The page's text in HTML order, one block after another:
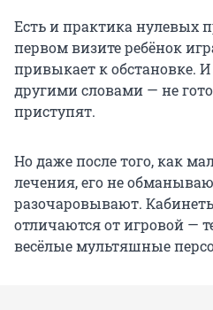
Есть и практика нулевых
первом визите ребёнок
привыкает к обстановке. И
другими словами — не
приступят.
Но даже после того, как
лечения, его не
разочаровывают.
отличаются от игровой —
весёлые мультяшные